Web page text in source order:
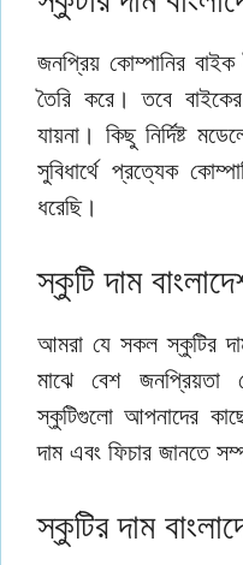
জনপ্রিয় কোম্পানির বাইক
তৈরি করে। তবে
যায়না। কিছু নির্দিষ্ট
সুবিধার্থে প্রত্যেক
ধরেছি।
স্কুটি দাম
আমরা যে সকল স্কুটির
মাঝে বেশ
স্কুটিগুলো আপনাদের
দাম এবং ফিচার জানতে
স্কুটির দাম